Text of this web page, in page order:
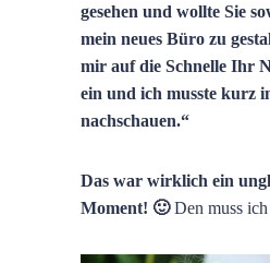
gesehen und wollte Sie
mein neues Büro zu
mir auf die Schnelle Ihr
ein und ich musste kurz
nachschauen.“
Das war wirklich ein
Moment! 🙂Den muss